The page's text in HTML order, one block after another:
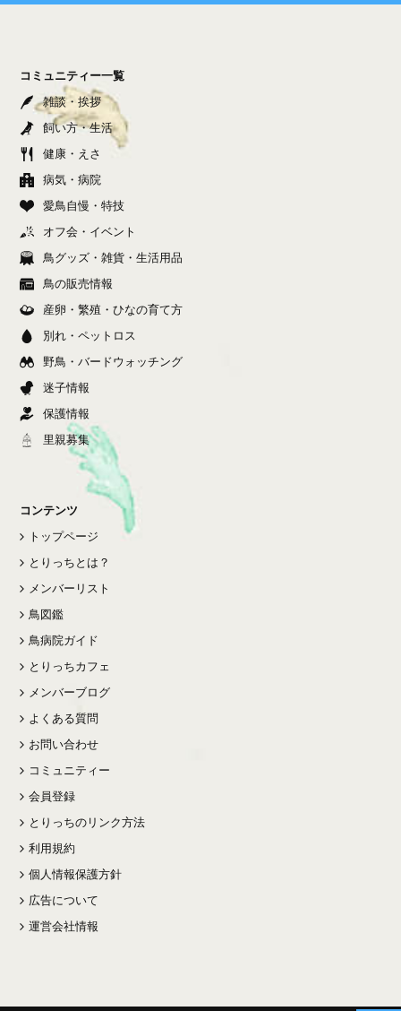
コミュニティー一覧
雑談・挨拶
飼い方・生活
健康・えさ
病気・病院
愛鳥自慢・特技
オフ会・イベント
鳥グッズ・雑貨・生活用品
鳥の販売情報
産卵・繁殖・ひなの育て方
別れ・ペットロス
野鳥・バードウォッチング
迷子情報
保護情報
里親募集
コンテンツ
トップページ
とりっちとは？
メンバーリスト
鳥図鑑
鳥病院ガイド
とりっちカフェ
メンバーブログ
よくある質問
お問い合わせ
コミュニティー
会員登録
とりっちのリンク方法
利用規約
個人情報保護方針
広告について
運営会社情報